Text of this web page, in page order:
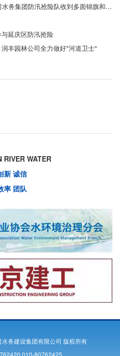
"锦旗传心意,寸简情意浓"——金河水务集团防汛抢险队收到多面锦旗和感谢信
延庆区防汛抢险
丰园林公司全力做好"河道卫士"
RIVER WATER
新 诚信
率 团队
务建设集团有限公司 版权所有